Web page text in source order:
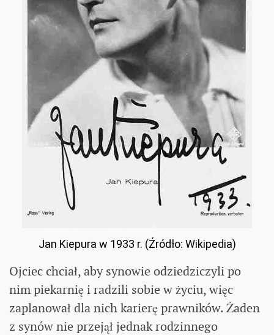
Jan Kiepura w 1933 r. (Źródło: Wikipedia)
Ojciec chciał, aby synowie odziedziczyli po
nim piekarnię i radzili sobie w życiu, więc
zaplanował dla nich karierę prawników. Żaden
z synów nie przejął jednak rodzinnego